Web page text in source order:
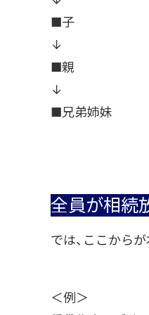
■子
↓
■親
↓
■兄弟姉妹
全員が相続
では、ここからが
＜例＞